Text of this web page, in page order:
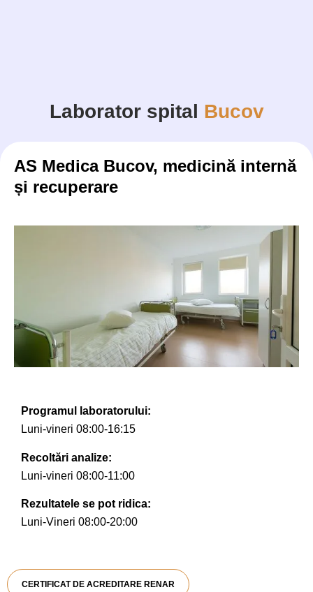
Laborator spital Bucov
AS Medica Bucov, medicină internă
și recuperare
Programul laboratorului:
Luni-vineri 08:00-16:15
Recoltări analize:
Luni-vineri 08:00-11:00
Rezultatele se pot ridica:
Luni-Vineri 08:00-20:00
CERTIFICAT DE ACREDITARE RENAR